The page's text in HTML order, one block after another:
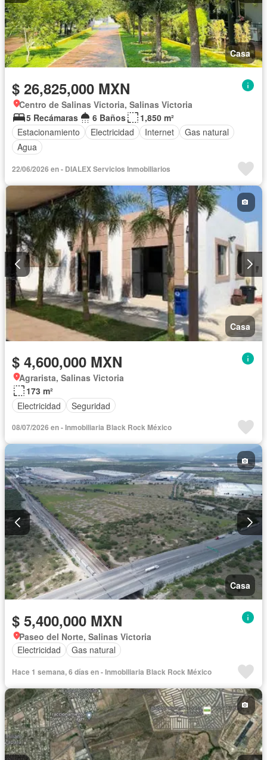
Casa
$ 26,825,000 MXN
Centro de Salinas Victoria, Salinas Victoria
5 Recámaras
6 Baños
1,850 m²
Estacionamiento
Electricidad Internet
Gas natural
Agua
22/06/2026 en - DIALEX Servicios Inmobiliarios
Casa
$ 4,600,000 MXN
Agrarista, Salinas Victoria
173 m²
Electricidad
Seguridad
08/07/2026 en - Inmobiliaria Black Rock México
Casa
$ 5,400,000 MXN
Paseo del Norte, Salinas Victoria
Electricidad
Gas natural
Hace 1 semana, 6 días en - Inmobiliaria Black Rock México